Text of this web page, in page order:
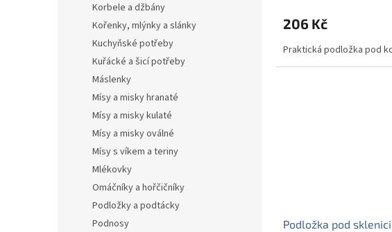
Korbele a džbány
Kořenky, mlýnky a slánky
Kuchyňské potřeby
Kuřácké a šicí potřeby
Máslenky
Mísy a misky hranaté
Mísy a misky kulaté
Mísy a misky oválné
Mísy s víkem a teriny
Mlékovky
Omáčníky a hořčičníky
Podložky a podtácky
Podnosy
206 Kč
Praktická podložka pod
Podložka pod